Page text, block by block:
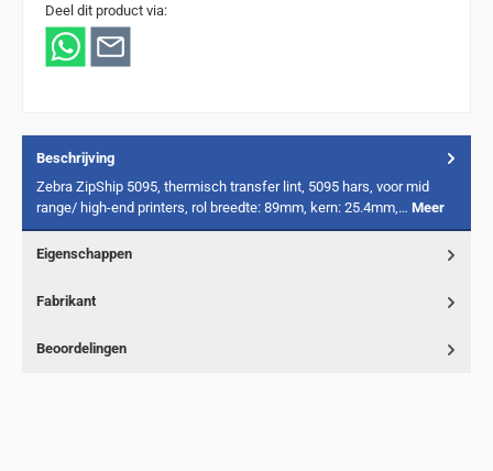
Deel dit product via:
Beschrijving
Zebra ZipShip 5095, thermisch transfer lint, 5095 hars, voor mid
range/ high-end printers, rol breedte: 89mm, kern: 25.4mm,… Meer
Eigenschappen
Fabrikant
Beoordelingen